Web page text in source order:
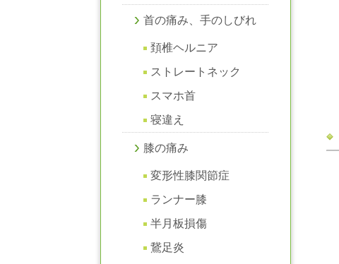
首の痛み、手のしびれ
頚椎ヘルニア
ストレートネック
スマホ首
寝違え
膝の痛み
変形性膝関節症
ランナー膝
半月板損傷
鵞足炎